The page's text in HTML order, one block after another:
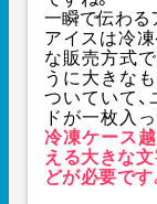
一瞬で伝わる
アイスは冷
な販売方式
うに大きな
ついていて
ドが一枚入
冷凍ケース
える大きな
どが必要です